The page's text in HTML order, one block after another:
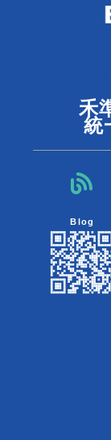
禾
統
Blog